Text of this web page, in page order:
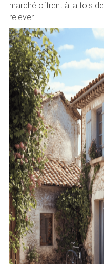
marché offrent à la fois
relever.